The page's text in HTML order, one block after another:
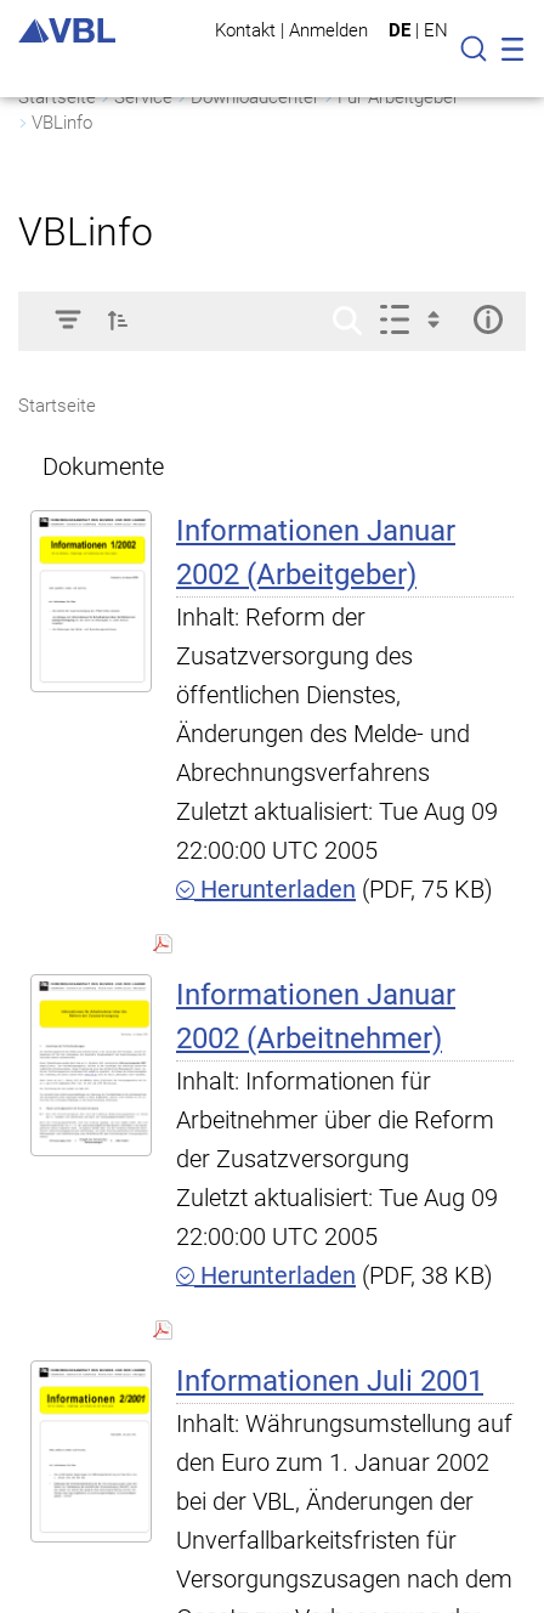
Kontakt | Anmelden DE | EN
Suche
Startseite Service Downloadcenter
Für Arbeitgeber
VBLinfo
VBLinfo
Startseite
Dokumente
Informationen Januar
2002 (Arbeitgeber)
Inhalt: Reform der
Zusatzversorgung des
öffentlichen Dienstes,
Änderungen des Melde- und
Abrechnungsverfahrens
Zuletzt aktualisiert: Tue Aug 09
22:00:00 UTC 2005
Herunterladen (PDF, 75 KB)
Informationen Januar
2002 (Arbeitnehmer)
Inhalt: Informationen für
Arbeitnehmer über die Reform
der Zusatzversorgung
Zuletzt aktualisiert: Tue Aug 09
22:00:00 UTC 2005
Herunterladen (PDF, 38 KB)
Informationen Juli 2001
Inhalt: Währungsumstellung auf
den Euro zum 1. Januar 2002
bei der VBL, Änderungen der
Unverfallbarkeitsfristen für
Versorgungszusagen nach dem